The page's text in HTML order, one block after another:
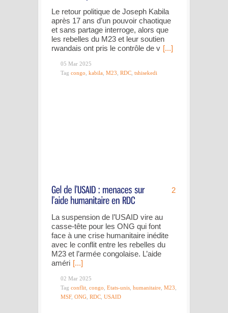
Le retour politique de Joseph Kabila
après 17 ans d’un pouvoir chaotique
et sans partage interroge, alors que
les rebelles du M23 et leur soutien
rwandais ont pris le contrôle de v [...]
05 Mar 2025
Tag congo kabila M23 RDC tshisekedi
2
La suspension de l’USAID vire au
casse-tête pour les ONG qui font
face à une crise humanitaire inédite
avec le conflit entre les rebelles du
M23 et l’armée congolaise. L’aide
améri [...]
02 Mar 2025
Tag conflit congo Etats-unis humanitaire M23
MSF, ONG RDC USAID